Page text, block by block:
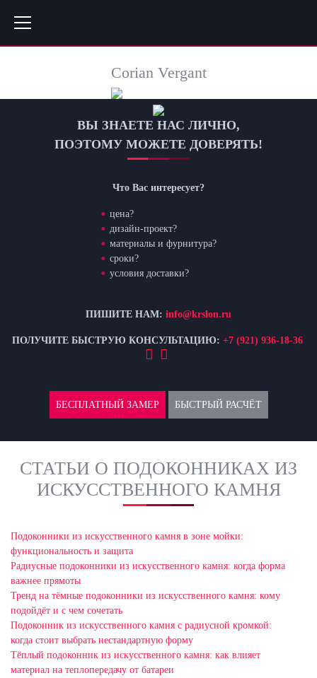
Corian Vergant
ВЫ ЗНАЕТЕ НАС ЛИЧНО,
ПОЭТОМУ МОЖЕТЕ ДОВЕРЯТЬ!
Что Вас интересует?
цена?
дизайн-проект?
материалы и фурнитура?
сроки?
условия доставки?
ПИШИТЕ НАМ: info@krslon.ru
ПОЛУЧИТЕ БЫСТРУЮ КОНСУЛЬТАЦИЮ: +7 (921) 936-18-36
БЕСПЛАТНЫЙ ЗАМЕР БЫСТРЫЙ РАСЧЁТ
СТАТЬИ О ПОДОКОННИКАХ ИЗ
ИСКУССТВЕННОГО КАМНЯ
Подоконники из искусственного камня в зоне мойки:
функциональность и защита
Радиусные подоконники из искусственного камня: когда форма
важнее прямоты
Тренд на тёмные подоконники из искусственного камня: кому
подойдёт и с чем сочетать
Подоконник из искусственного камня с радиусной кромкой:
когда стоит выбрать нестандартную форму
Тёплый подоконник из искусственного камня: как влияет
материал на теплопередачу от батареи